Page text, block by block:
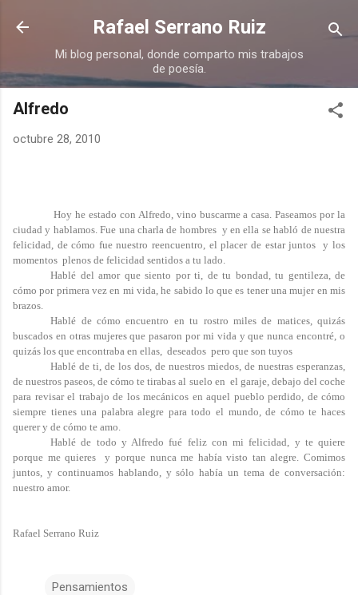
Ir al contenido principal
Rafael Serrano Ruiz
Mi blog personal, donde comparto mis trabajos
de poesía.
Alfredo
octubre 28, 2010
Hoy he estado con Alfredo, vino buscarme a casa. Paseamos por la
ciudad y hablamos. Fue una charla de hombres y en ella se habló de nuestra
felicidad, de cómo fue nuestro reencuentro, el placer de estar juntos y los
momentos plenos de felicidad sentidos a tu lado.
Hablé del amor que siento por ti, de tu bondad, tu gentileza, de
cómo por primera vez en mi vida, he sabido lo que es tener una mujer en mis
brazos.
Hablé de cómo encuentro en tu rostro miles de matices, quizás
buscados en otras mujeres que pasaron por mi vida y que nunca encontré, o
quizás los que encontraba en ellas, deseados pero que son tuyos
Hablé de ti, de los dos, de nuestros miedos, de nuestras esperanzas,
de nuestros paseos, de cómo te tirabas al suelo en el garaje, debajo del coche
para revisar el trabajo de los mecánicos en aquel pueblo perdido, de cómo
siempre tienes una palabra alegre para todo el mundo, de cómo te haces
querer y de cómo te amo.
Hablé de todo y Alfredo fué feliz con mi felicidad, y te quiere
porque me quieres y porque nunca me había visto tan alegre. Comimos
juntos, y continuamos hablando, y sólo había un tema de conversación:
nuestro amor.
Rafael Serrano Ruiz
Pensamientos